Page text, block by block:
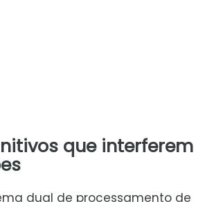
que interferem
dual de processamento de